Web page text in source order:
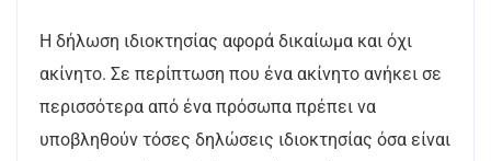
Η δήλωση ιδιοκτησίας αφορά δικαίωμα και όχι
ακίνητο. Σε περίπτωση που ένα ακίνητο ανήκει σε
περισσότερα από ένα πρόσωπα πρέπει να
υποβληθούν τόσες δηλώσεις ιδιοκτησίας όσα είναι